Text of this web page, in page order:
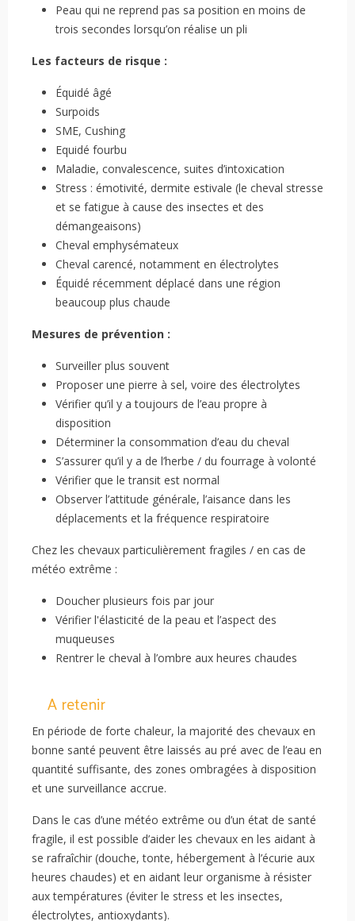
Peau qui ne reprend pas sa position en moins de
trois secondes lorsqu’on réalise un pli
Les facteurs de risque :
Équidé âgé
Surpoids
SME, Cushing
Equidé fourbu
Maladie, convalescence, suites d’intoxication
Stress : émotivité, dermite estivale (le cheval stresse
et se fatigue à cause des insectes et des
démangeaisons)
Cheval emphysémateux
Cheval carencé, notamment en électrolytes
Équidé récemment déplacé dans une région
beaucoup plus chaude
Mesures de prévention :
Surveiller plus souvent
Proposer une pierre à sel, voire des électrolytes
Vérifier qu’il y a toujours de l’eau propre à
disposition
Déterminer la consommation d’eau du cheval
S’assurer qu’il y a de l’herbe / du fourrage à volonté
Vérifier que le transit est normal
Observer l’attitude générale, l’aisance dans les
déplacements et la fréquence respiratoire
Chez les chevaux particulièrement fragiles / en cas de
météo extrême :
Doucher plusieurs fois par jour
Vérifier l'élasticité de la peau et l’aspect des
muqueuses
Rentrer le cheval à l’ombre aux heures chaudes
A retenir
En période de forte chaleur, la majorité des chevaux en
bonne santé peuvent être laissés au pré avec de l’eau en
quantité suffisante, des zones ombragées à disposition
et une surveillance accrue.
Dans le cas d’une météo extrême ou d’un état de santé
fragile, il est possible d’aider les chevaux en les aidant à
se rafraîchir (douche, tonte, hébergement à l’écurie aux
heures chaudes) et en aidant leur organisme à résister
aux températures (éviter le stress et les insectes,
électrolytes, antioxydants).